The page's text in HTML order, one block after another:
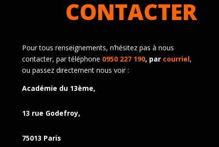
CONTACTER
Pour tous renseignements, n’hésitez pas à nous
contacter, par téléphone 0950 227 190, par courriel,
ou passez directement nous voir :
Académie du 13ème,
13 rue Godefroy,
75013 Paris